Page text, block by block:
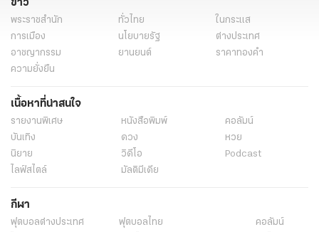
ข่าว
พระราชสำนัก ทั่วไทย
ในกระแส
การเมือง
นโยบายรัฐ
ต่างประเทศ
อาชญากรรม
ยานยนต์
ราคาทองคำ
ความยั่งยืน
เนื้อหาที่น่าสนใจ
รายงานพิเศษ หนังสือพิมพ์
คอลัมน์
บันเทิง
ดวง
หวย
นิยาย
วิดีโอ
Podcast
ไลฟ์สไตล์
มัลติมีเดีย
กีฬา
ฟุตบอลต่่างประเทศ ฟุตบอลไทย
คอลัมน์